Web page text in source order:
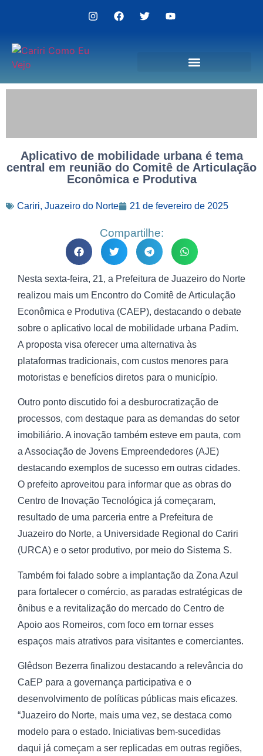
Aplicativo de mobilidade urbana é tema
central em reunião do Comitê de Articulação
Econômica e Produtiva
Cariri, Juazeiro do Norte 21 de fevereiro de 2025
Compartilhe:
Nesta sexta-feira, 21, a Prefeitura de Juazeiro do Norte
realizou mais um Encontro do Comitê de Articulação
Econômica e Produtiva (CAEP), destacando o debate
sobre o aplicativo local de mobilidade urbana Padim.
A proposta visa oferecer uma alternativa às
plataformas tradicionais, com custos menores para
motoristas e benefícios diretos para o município.
Outro ponto discutido foi a desburocratização de
processos, com destaque para as demandas do setor
imobiliário. A inovação também esteve em pauta, com
a Associação de Jovens Empreendedores (AJE)
destacando exemplos de sucesso em outras cidades.
O prefeito aproveitou para informar que as obras do
Centro de Inovação Tecnológica já começaram,
resultado de uma parceria entre a Prefeitura de
Juazeiro do Norte, a Universidade Regional do Cariri
(URCA) e o setor produtivo, por meio do Sistema S.
Também foi falado sobre a implantação da Zona Azul
para fortalecer o comércio, as paradas estratégicas de
ônibus e a revitalização do mercado do Centro de
Apoio aos Romeiros, com foco em tornar esses
espaços mais atrativos para visitantes e comerciantes.
Glêdson Bezerra finalizou destacando a relevância do
CaEP para a governança participativa e o
desenvolvimento de políticas públicas mais eficazes.
“Juazeiro do Norte, mais uma vez, se destaca como
modelo para o estado. Iniciativas bem-sucedidas
daqui já começam a ser replicadas em outras regiões,